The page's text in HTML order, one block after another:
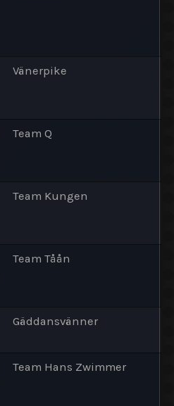
Vänerpike
Team Q
Team Kungen
Team Tåån
Gäddansvänner
Team Hans Zwimmer